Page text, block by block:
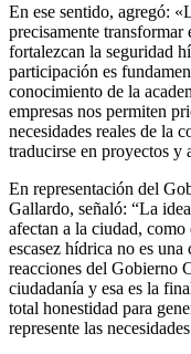
En ese sentido, agregó:
precisamente transformar
fortalezcan la seguridad
participación es
conocimiento de la
empresas nos permiten
necesidades reales de la
traducirse en proyectos y
En representación del
Gallardo, señaló: “La
afectan a la ciudad,
escasez hídrica no es
reacciones del Gobierno
ciudadanía y esa es la
total honestidad para
represente las